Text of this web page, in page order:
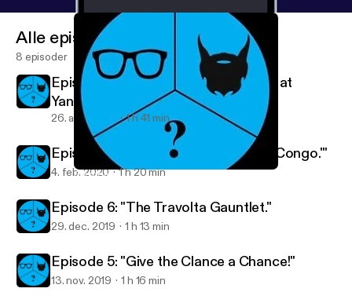
Episode 6: "The Travolta Gauntlet."
Alle episoder
8 episoder
Episode 8: "Who's Using a Golf Club at
Yankee Stadium?"
26. aug. 2020 1 h 41 min
Episode 7: "I'm Too Busy Watching 'Congo.'"
4. feb. 2020 1 h 20 min
Episode 6: "The Travolta Gauntlet."
29. dec. 2019 1 h 13 min
Episode 5: "Give the Clance a Chance!"
13. nov. 2019 1 h 16 min